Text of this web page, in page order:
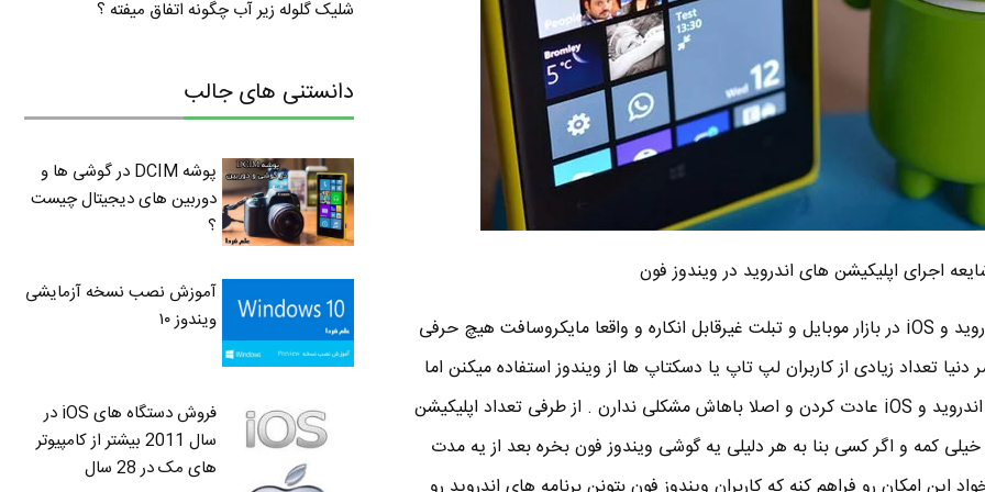
اجرای اپلیکیشن های اندروید در ویندوز فون
چیزی که مسلمه اینه که قدرت اندروید و iOS در بازار موبایل و تبلت غیرقابل انکاره و واقعا مایکروسافت هیچ حرفی
تعداد زیادی از کاربران لپ تاپ یا دسکتاپ ها از ویندوز استفاده میکنن اما
با این وجود مردم خیلی راحت به اندروید و iOS عادت کردن و اصلا باهاش مشکلی ندارن . از طرفی تعداد اپلیکیشن
کمه و اگر کسی بنا به هر دلیلی یه گوشی ویندوز فون بخره بعد از یه مدت
شلیک گلوله زیر آب چگونه اتفاق میفته ؟
دانستنی های جالب
پوشه DCIM در گوشی ها و
دوربین های دیجیتال چیست
؟
آموزش نصب نسخه آزمایشی
ویندوز ۱۰
فروش دستگاه های iOS در
سال 2011 بیشتر از کامپیوتر
های مک در 28 سال